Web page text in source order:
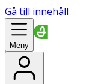
Gå till innehåll
Meny